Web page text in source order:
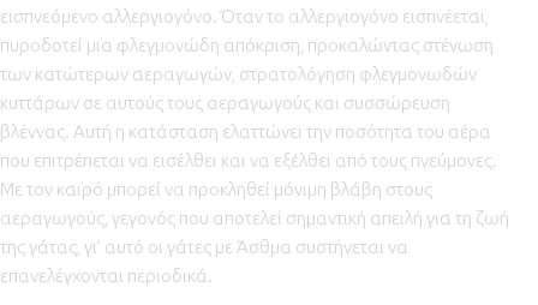
εισπνεόμενο αλλεργιογόνο. Όταν το αλλεργιογόνο εισπνέεται,
πυροδοτεί μια φλεγμονώδη απόκριση, προκαλώντας στένωση
των κατώτερων αεραγωγών, στρατολόγηση φλεγμονωδών
κυττάρων σε αυτούς τους αεραγωγούς και συσσώρευση
βλέννας. Αυτή η κατάσταση ελαττώνει την ποσότητα του αέρα
που επιτρέπεται να εισέλθει και να εξέλθει από τους πνεύμονες.
Με τον καιρό μπορεί να προκληθεί μόνιμη βλάβη στους
αεραγωγούς, γεγονός που αποτελεί σημαντική απειλή για τη ζωή
της γάτας, γι’ αυτό οι γάτες με Άσθμα συστήνεται να
επανελέγχονται περιοδικά.